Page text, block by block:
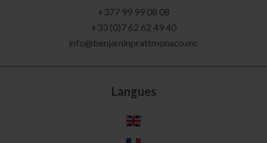
+377 99 99 08 08
+33 (0)7 62 62 49 40
info@benjaminprattmonaco.mc
Langues